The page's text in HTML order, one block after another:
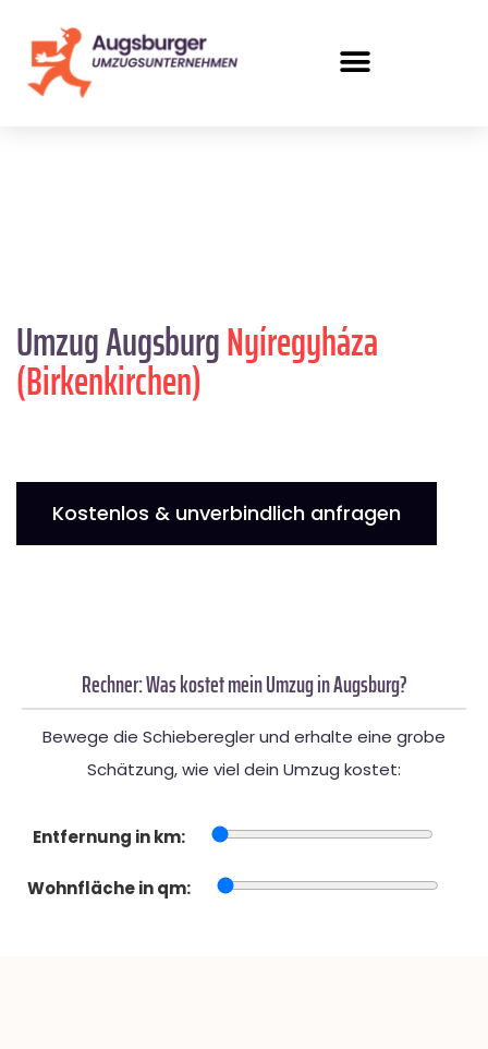
Umzug AugsburgNyíregyháza
(Birkenkirchen)
Kostenlos & unverbindlich anfragen
Rechner: Was kostet mein Umzug in Augsburg?
Bewege die Schieberegler und erhalte eine grobe
Schätzung, wie viel dein Umzug kostet:
Entfernung in km:
Wohnfläche in qm: